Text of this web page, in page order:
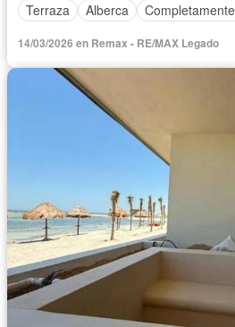
Terraza
Alberca
14/03/2026 en Remax - RE/MAX Legado